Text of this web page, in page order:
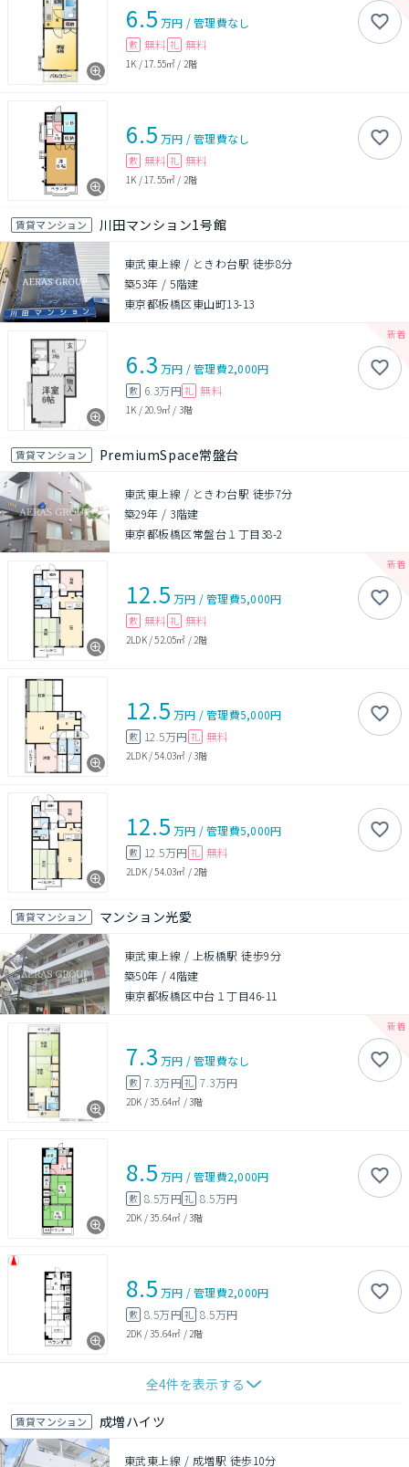
6.5 万円 /管理費なし
敷 無料 礼 無料
1K / 17.55㎡ / 2階
6.5 万円 /管理費なし
敷 無料 礼 無料
1K / 17.55㎡ / 2階
賃貸マンション 川田マンション1号館
東武東上線 / ときわ台駅 徒歩8分
築53年 /5階建
東京都板橋区東山町13-13
6.3 万円 /管理費2,000円
敷 6.3万円 礼 無料
1K / 20.9㎡ / 3階
賃貸マンション PremiumSpace常盤台
東武東上線 / ときわ台駅 徒歩7分
築29年 / 3階建
東京都板橋区常盤台１丁目38-2
12.5 万円 /管理費5,000円
敷 無料 礼 無料
2LDK/52.05㎡ / 2階
12.5 万円 /管理費5,000円
敷 12.5万円 礼 無料
2LDK/54.03㎡ /3階
12.5 万円 /管理費5,000円
敷 12.5万円 礼 無料
2LDK/54.03㎡ / 2階
賃貸マンション マンション光愛
東武東上線 / 上板橋駅 徒歩9分
築50年 /4階建
東京都板橋区中台１丁目46-11
7.3 万円 /管理費なし
敷 7.3万円礼 7.3万円
2DK /35.64㎡ /3階
8.5 万円 /管理費2,000円
敷 8.5万円礼 8.5万円
2DK /35.64㎡ /3階
8.5 万円 /管理費2,000円
敷 8.5万円礼 8.5万円
2DK /35.64㎡ / 2階
全4件を表示する
賃貸マンション 成増ハイツ
東武東上線 / 成増駅 徒歩10分